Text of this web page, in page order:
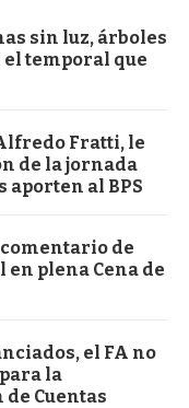
sin luz, árboles
el temporal que
Fratti, le
de la jornada
aporten al BPS
comentario de
en plena Cena de
el FA no
la
Cuentas